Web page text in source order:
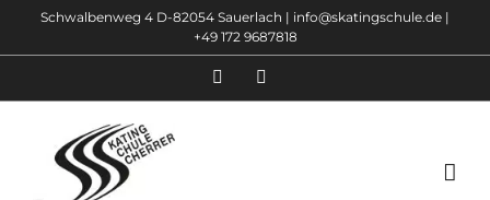
Schwalbenweg 4 D-82054 Sauerlach | info@skatingschule.de |
+49 172 9687818
Facebook